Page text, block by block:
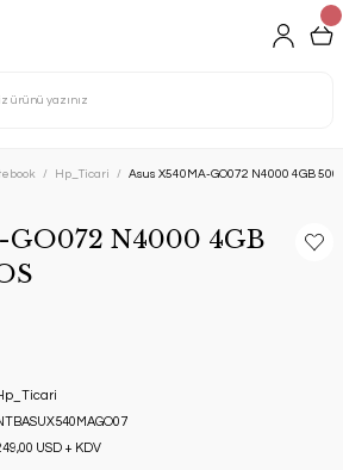
Hp_Ticari Asus X540MA-GO072 N4000 4GB
GO072 N4000 4GB
USD + KDV